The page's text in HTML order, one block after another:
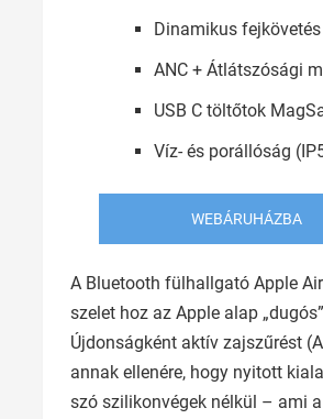
Dinamikus fejkövetés
ANC + Átlátszósági
USB C töltőtok
Víz- és porállóság
WEBÁRUHÁZBA
A Bluetooth fülhallgató Apple
szelet hoz az Apple alap
Újdonságként aktív zajszűrést
annak ellenére, hogy nyitott
szó szilikonvégek nélkül – ami a